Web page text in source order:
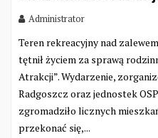
Administrator
Teren rekreacyjny nad
tętnił życiem za sprawą
Atrakcji”. Wydarzenie,
Radgoszcz oraz jednostek
zgromadziło licznych
przekonać się,...